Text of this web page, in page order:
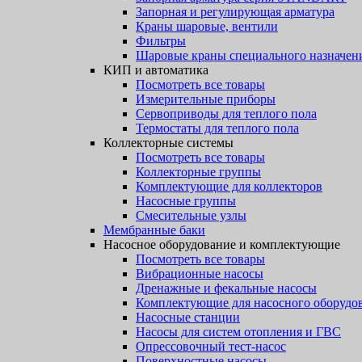
Запорная и регулирующая арматура
Краны шаровые, вентили
Фильтры
Шаровые краны специального
КИП и автоматика
Посмотреть все товары
Измерительные приборы
Сервоприводы для теплого пола
Термостаты для теплого пола
Коллекторные системы
Посмотреть все товары
Коллекторные группы
Комплектующие для коллекторов
Насосные группы
Смесительные узлы
Мембранные баки
Насосное оборудование и комплектующие
Посмотреть все товары
Вибрационные насосы
Дренажные и фекальные насосы
Комплектующие для насосного
Насосные станции
Насосы для систем отопления и ГВС
Опрессовочный тест-насос